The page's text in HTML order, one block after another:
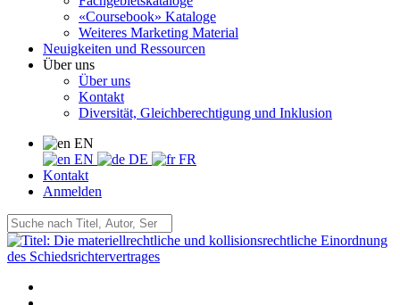
«Coursebook» Kataloge
Weiteres Marketing Material
Neuigkeiten und Ressourcen
Über uns
Über uns
Kontakt
Diversität, Gleichberechtigung und Inklusion
EN
EN
DE
FR
Kontakt
Anmelden